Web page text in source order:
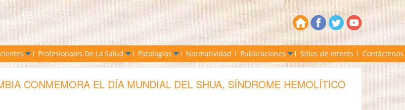
Profesionales De La Salud Patologías Normatividad Publicaciones Sitios de Interés Contáctenos
CONMEMORA EL DÍA MUNDIAL DEL SHUA, SÍNDROME HEMOLÍTICO